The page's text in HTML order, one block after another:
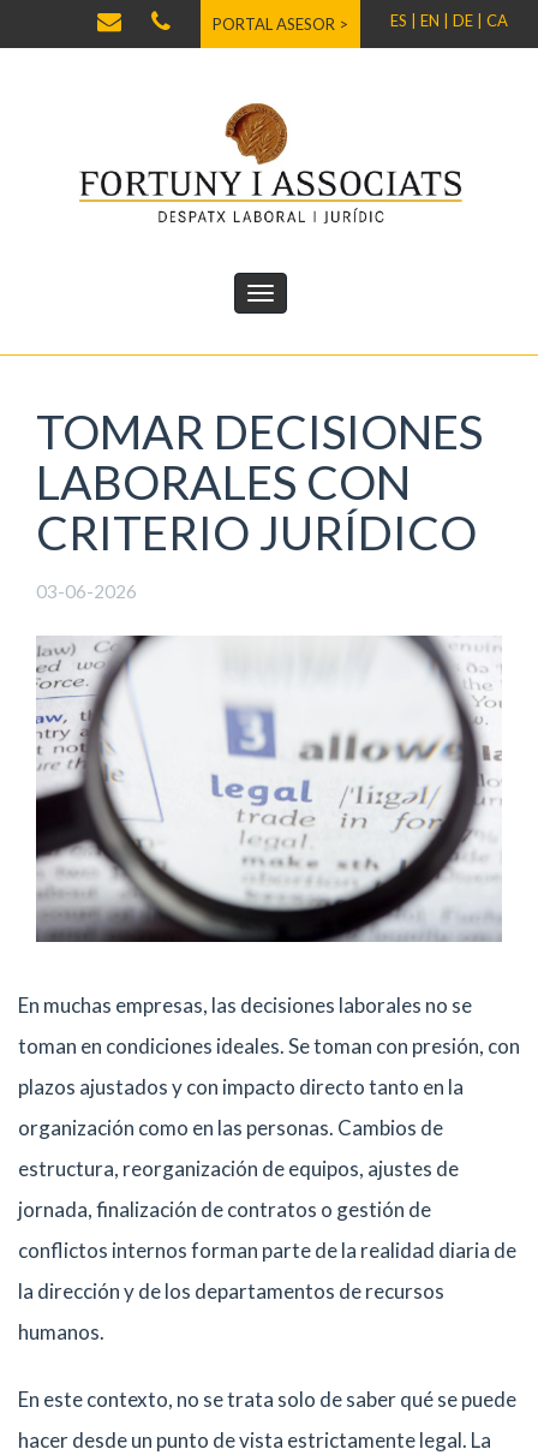
PORTAL ASESOR > ES | EN | DE | CA
TOMAR DECISIONES
LABORALES CON
CRITERIO JURÍDICO
03-06-2026
En muchas empresas, las decisiones laborales no se
toman en condiciones ideales. Se toman con presión, con
plazos ajustados y con impacto directo tanto en la
organización como en las personas. Cambios de
estructura, reorganización de equipos, ajustes de
jornada, finalización de contratos o gestión de
conflictos internos forman parte de la realidad diaria de
la dirección y de los departamentos de recursos
humanos.
En este contexto, no se trata solo de saber qué se puede
hacer desde un punto de vista estrictamente legal. La